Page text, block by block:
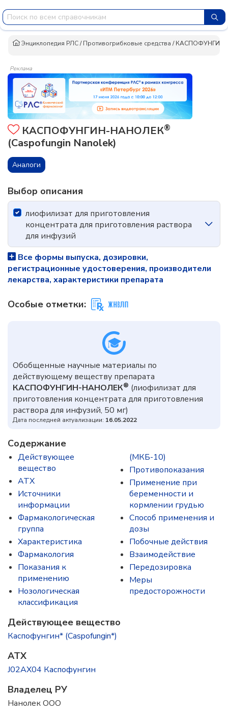
Энциклопедия РЛС/Противогрибковые средства /
Реклама
КАСПОФУНГИН-НАНОЛЕК®
(Caspofungin Nanolek)
Аналоги
Выбор описания
лиофилизат для приготовления
концентрата для приготовления раствора
для инфузий
Все формы выпуска, дозировки,
регистрационные удостоверения, производители
лекарства, характеристики препарата
Особые отметки:
Обобщенные научные материалы по
действующему веществу препарата
КАСПОФУНГИН-НАНОЛЕК® (лиофилизат для
приготовления концентрата для приготовления
раствора для инфузий, 50 мг)
Дата последней актуализации: 16.05.2022
Содержание
Действующее
вещество
ATX
Источники
информации
Фармакологическая
группа
Характеристика
Фармакология
Показания к
применению
Нозологическая
классификация
(МКБ-10)
Противопоказания
Применение при
беременности и
кормлении грудью
Способ применения и
дозы
Побочные действия
Взаимодействие
Передозировка
Меры
предосторожности
Действующее вещество
Каспофунгин* (Caspofungin*)
ATX
J02AX04 Каспофунгин
Владелец РУ
Нанолек ООО